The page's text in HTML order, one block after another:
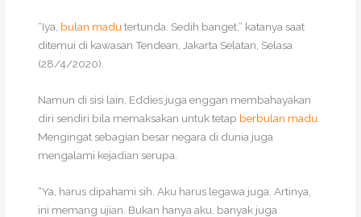
“Iya, bulan madu tertunda. Sedih banget,” katanya saat
ditemui di kawasan Tendean, Jakarta Selatan, Selasa
(28/4/2020).
Namun di sisi lain, Eddies juga enggan membahayakan
diri sendiri bila memaksakan untuk tetap berbulan madu
Mengingat sebagian besar negara di dunia juga
mengalami kejadian serupa.
“Ya, harus dipahami sih. Aku harus legawa juga. Artinya,
ini memang ujian. Bukan hanya aku, banyak juga